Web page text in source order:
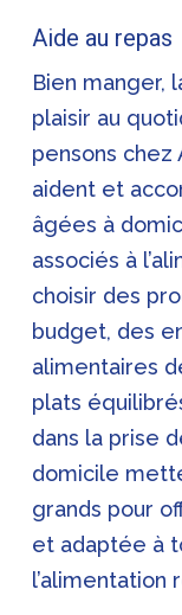
Aide au repas
Bien manger,
plaisir au
pensons chez
aident et
âgées à
associés à
choisir des
budget, des
alimentaires
plats
dans la prise
domicile
grands pour
et adaptée à
l’alimentation